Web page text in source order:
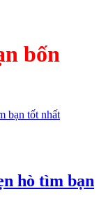
bốn
hò tìm bạn